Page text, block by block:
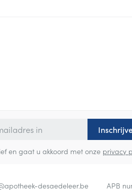
en gaat u akkoord met onze privacy
apotheek-desaedeleer.be APB